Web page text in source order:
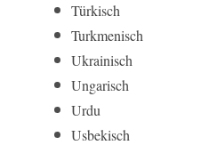
Türkisch
Turkmenisch
Ukrainisch
Ungarisch
Urdu
Usbekisch